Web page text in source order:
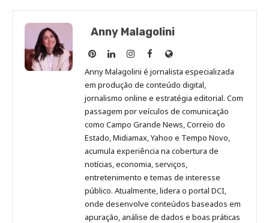
Anny Malagolini
Anny
Malagolini
no
Pinterest
Anny
Malagolini
no
LinkedIn
Anny
Malagolini
no
Instagram
Anny
Malagolini
no
Facebook
Site
de
Anny
Malagolini
Anny Malagolini é jornalista especializada
em produção de conteúdo digital,
jornalismo online e estratégia editorial. Com
passagem por veículos de comunicação
como Campo Grande News, Correio do
Estado, Midiamax, Yahoo e Tempo Novo,
acumula experiência na cobertura de
notícias, economia, serviços,
entretenimento e temas de interesse
público. Atualmente, lidera o portal DCI,
onde desenvolve conteúdos baseados em
apuração, análise de dados e boas práticas